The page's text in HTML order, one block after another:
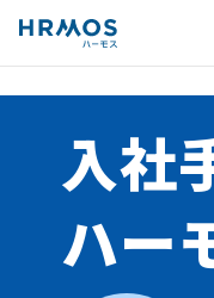
入社
ハー